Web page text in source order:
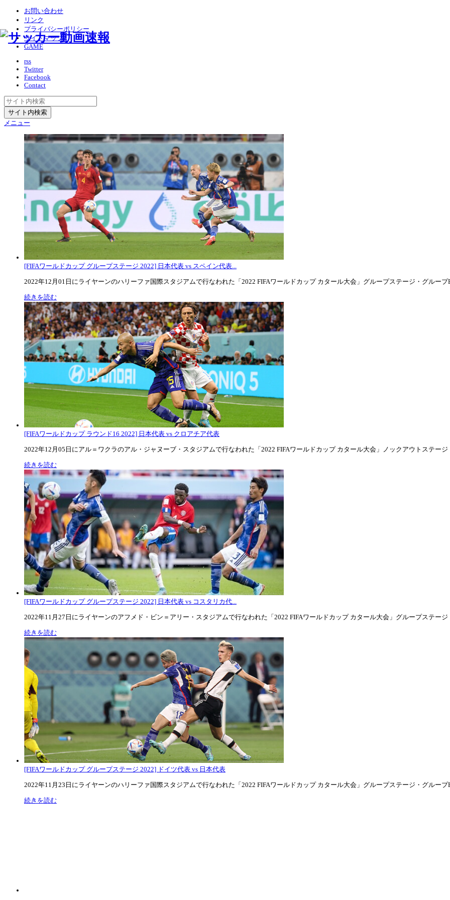
お問い合わせ
リンク
プライバシーポリシー
サイトマップ
GAME
rss
Twitter
Facebook
Contact
メニュー
[FIFAワールドカップ グループステージ 2022] 日本代表 vs スペイン代表...
2022年12月01日にライヤーンのハリーファ国際スタジアムで行なわれた「2022 FIFAワールドカップ カタール大会」グループステージ・グループ
続きを読む
[FIFAワールドカップ ラウンド16 2022] 日本代表 vs クロアチア代表
2022年12月05日にアル＝ワクラのアル・ジャヌーブ・スタジアムで行なわれた「2022 FIFAワールドカップ カタール大会」ノックアウトステージ
続きを読む
[FIFAワールドカップ グループステージ 2022] 日本代表 vs コスタリカ代...
2022年11月27日にライヤーンのアフメド・ビン＝アリー・スタジアムで行なわれた「2022 FIFAワールドカップ カタール大会」グループステージ
続きを読む
[FIFAワールドカップ グループステージ 2022] ドイツ代表 vs 日本代表
2022年11月23日にライヤーンのハリーファ国際スタジアムで行なわれた「2022 FIFAワールドカップ カタール大会」グループステージ・グループ
続きを読む